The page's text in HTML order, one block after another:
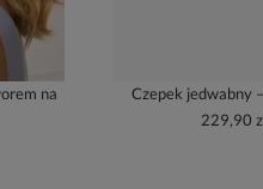
na
Czepek jedwabny
229,90